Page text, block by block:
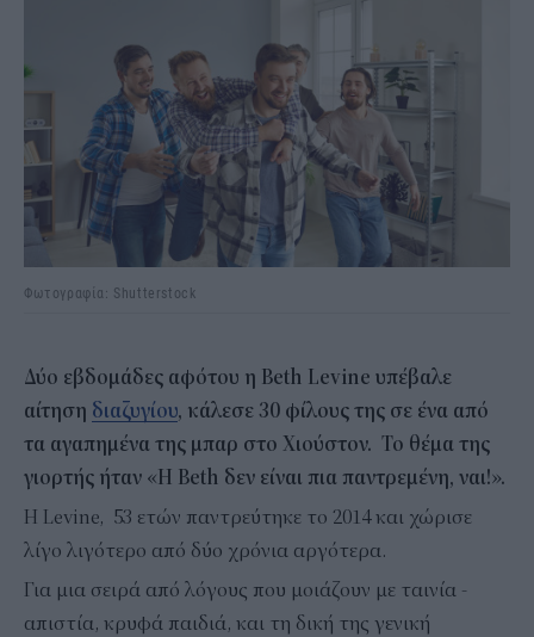
Φωτογραφία: Shutterstock
Δύο εβδομάδες αφότου η Beth Levine υπέβαλε
αίτηση διαζυγίου, κάλεσε 30 φίλους της σε ένα από
τα αγαπημένα της μπαρ στο Χιούστον. Το θέμα της
γιορτής ήταν «Η Beth δεν είναι πια παντρεμένη, ναι!».
Η Levine, 53 ετών παντρεύτηκε το 2014 και χώρισε
λίγο λιγότερο από δύο χρόνια αργότερα.
Για μια σειρά από λόγους που μοιάζουν με ταινία -
απιστία, κρυφά παιδιά, και τη δική της γενική